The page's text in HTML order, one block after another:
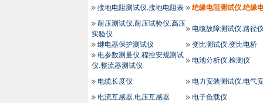
接地电阻测试仪.接地电阻表
绝缘电阻测试仪.绝缘
耐压测试仪.耐压试验仪.高压
实验仪
电缆故障测试仪.路径
继电器保护测试仪
变比测试仪.变比电桥
电参数测量仪.程控安规测试
仪.整流器测试仪
电池分析仪.检测仪
电缆长度仪
电力安装测试仪.电气
电流互感器.电压互感器
电子负载仪